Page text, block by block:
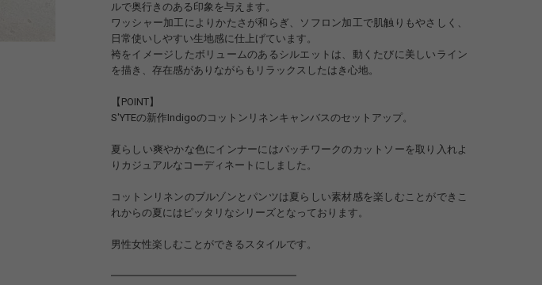
ルで奥行きのある印象を与えます。
ワッシャー加工によりかたさが和らぎ、ソフロン加工で肌触りもやさしく、
日常使いしやすい生地感に仕上げています。
袴をイメージしたボリュームのあるシルエットは、動くたびに美しいライン
を描き、存在感がありながらもリラックスしたはき心地。
【POINT】
S'YTEの新作Indigoのコットンリネンキャンバスのセットアップ。
夏らしい爽やかな色にインナーにはパッチワークのカットソーを取り入れよ
りカジュアルなコーディネートにしました。
コットンリネンのブルゾンとパンツは夏らしい素材感を楽しむことができこ
れからの夏にはピッタリなシリーズとなっております。
男性女性楽しむことができるスタイルです。
━━━━━━━━━━━━━━━━━━